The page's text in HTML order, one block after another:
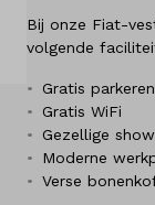
Land
Taal
Nederlands
Bij onze Fiat-
volgende
Gratis parkeren
Gratis WiFi
Gezellige
Moderne
Verse